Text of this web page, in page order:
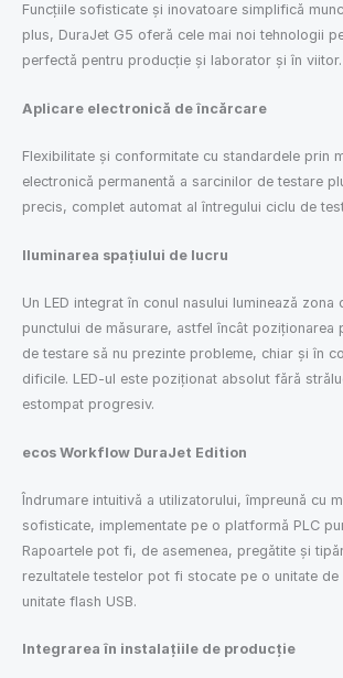
Funcțiile sofisticate și inovatoare simplifică
plus, DuraJet G5 oferă cele mai noi tehnologii
perfectă pentru producție și laborator și în viitor.
Aplicare electronică de încărcare
Flexibilitate și conformitate cu standardele prin
electronică permanentă a sarcinilor de testare
precis, complet automat al întregului ciclu de
Iluminarea spațiului de lucru
Un LED integrat în conul nasului luminează zona
punctului de măsurare, astfel încât poziționarea
de testare să nu prezinte probleme, chiar și în
dificile. LED-ul este poziționat absolut fără
estompat progresiv.
ecos Workflow DuraJet Edition
Îndrumare intuitivă a utilizatorului, împreună cu
sofisticate, implementate pe o platformă PLC
Rapoartele pot fi, de asemenea, pregătite și
rezultatele testelor pot fi stocate pe o unitate de
unitate flash USB.
Integrarea în instalațiile de producție